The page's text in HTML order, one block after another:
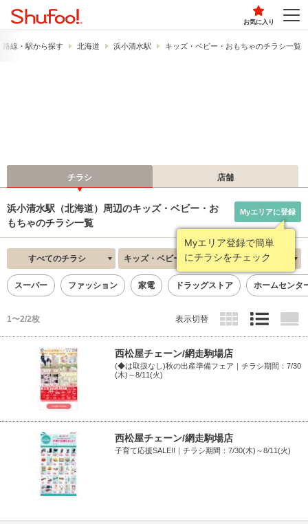
お気に入り
路線・駅から探す 北海道 浜小清水駅 キッズ・ベビー・おもちゃのチラシ一覧
チラシ 店舗
浜小清水駅（北海道）周辺のキッズ・ベビー・お
もちゃのチラシ一覧
Myエリア登録で簡単
にチラシをチェック
Myエリアに登録
すべてのチラシ キッズ・ベビー・おもちゃ 新着順
スーパー ファッション 家電 ドラッグストア ホームセンタ
1〜2/2枚 表示切替
西松屋チェーン/網走駒場店
(◆は取扱なし)秋の出産準備フェア｜チラシ期間：7/30
(木)～8/11(火)
西松屋チェーン/網走駒場店
子育て応援SALE!!｜チラシ期間：7/30(木)～8/11(火)